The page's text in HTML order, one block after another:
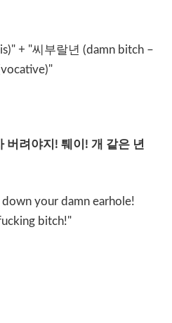
+ "씨부랄년 (damn bitch –
버려야지 ! 퉤이 ! 개 같은 년
your damn earhole!
bitch!"